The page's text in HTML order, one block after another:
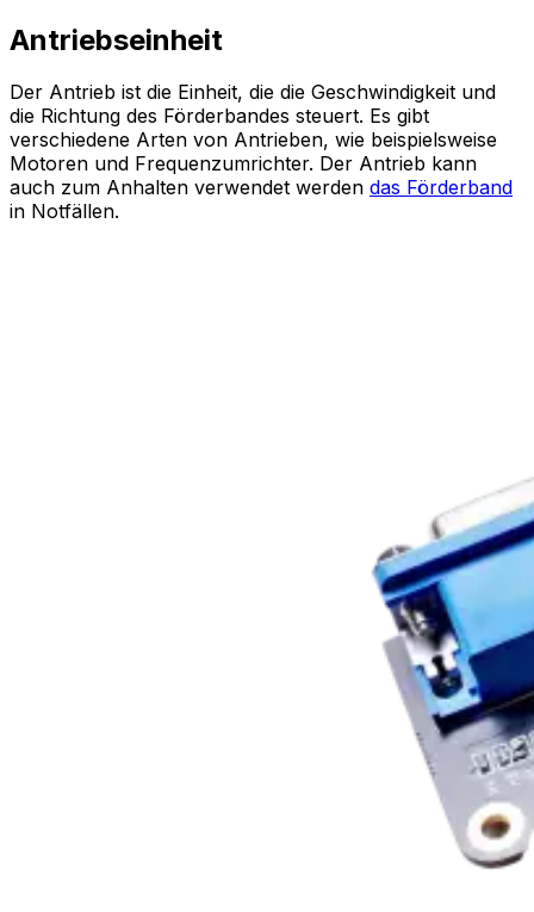
Antriebseinheit
Der Antrieb ist die Einheit, die die Geschwindigkeit und
die Richtung des Förderbandes steuert. Es gibt
verschiedene Arten von Antrieben, wie beispielsweise
Motoren und Frequenzumrichter. Der Antrieb kann
auch zum Anhalten verwendet werden das Förderband
in Notfällen.